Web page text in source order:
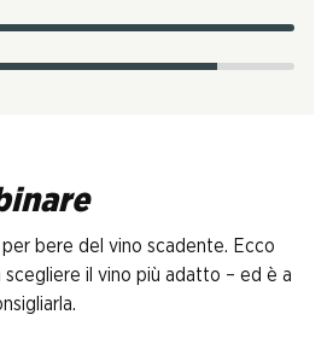
bere del vino scadente. Ecco
scegliere il vino più adatto – ed è a